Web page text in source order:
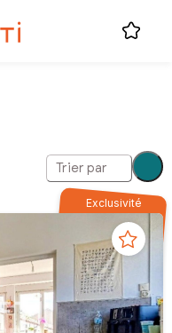
Trier par
Exclusivité